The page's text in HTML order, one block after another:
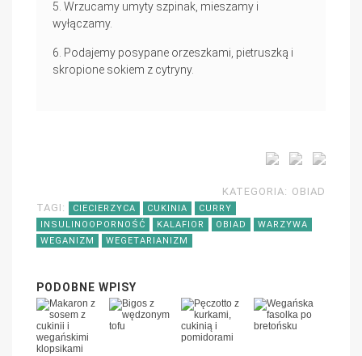
Wrzucamy umyty szpinak, mieszamy i
wyłączamy.
Podajemy posypane orzeszkami, pietruszką i
skropione sokiem z cytryny.
OBIAD
KATEGORIA:
TAGI:
CIECIERZYCA CUKINIA
CURRY
INSULINOOPORNOŚĆ
KALAFIOR OBIAD
WARZYWA
WEGANIZM
WEGETARIANIZM
PODOBNE WPISY